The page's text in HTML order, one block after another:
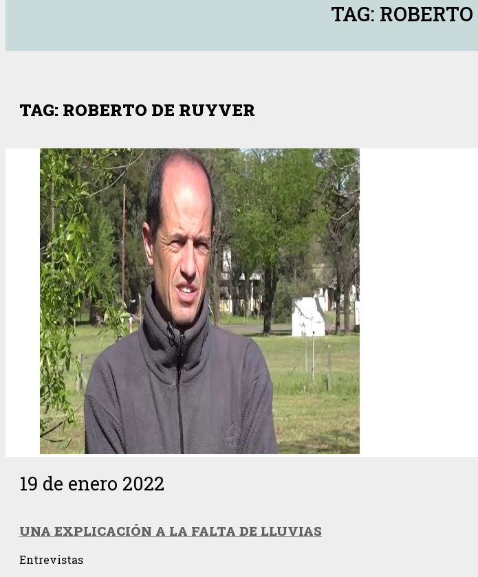
TAG:
TAG: ROBERTO DE RUYVER
19 de enero 2022
UNA EXPLICACIÓN A LA FALTA DE LLUVIAS
Entrevistas